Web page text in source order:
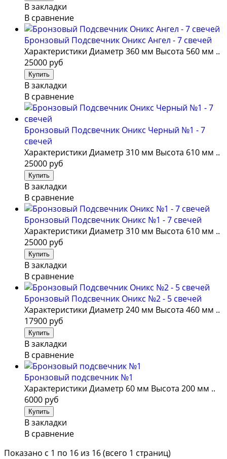
В закладки
В сравнение
Бронзовый Подсвечник Оникс Ангел - 7 свечей
Характеристики Диаметр 360 мм Высота 560 мм ..
25000 руб
В закладки
В сравнение
Бронзовый Подсвечник Оникс Черный №1 - 7
свечей
Характеристики Диаметр 310 мм Высота 610 мм ..
25000 руб
В закладки
В сравнение
Бронзовый Подсвечник Оникс №1 - 7 свечей
Характеристики Диаметр 310 мм Высота 610 мм ..
25000 руб
В закладки
В сравнение
Бронзовый Подсвечник Оникс №2 - 5 свечей
Характеристики Диаметр 240 мм Высота 460 мм ..
17900 руб
В закладки
В сравнение
Бронзовый подсвечник №1
Характеристики Диаметр 60 мм Высота 200 мм ..
6000 руб
В закладки
В сравнение
Показано с 1 по 16 из 16 (всего 1 страниц)